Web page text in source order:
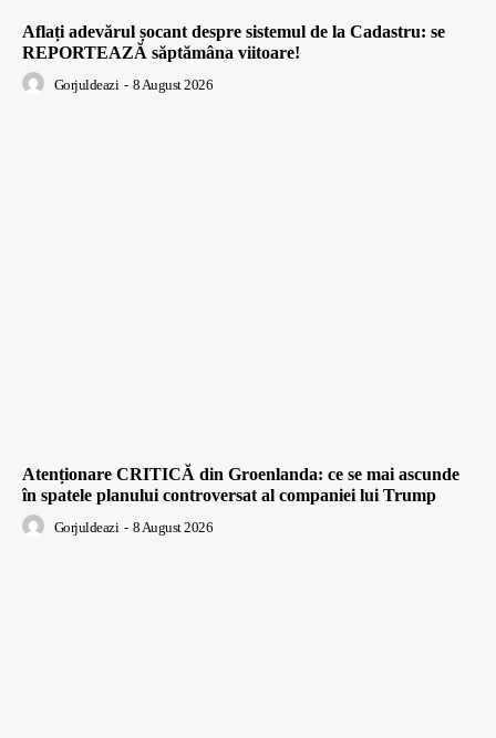
Aflați adevărul șocant despre sistemul de la Cadastru: se
REPORTEAZĂ săptămâna viitoare!
Gorjuldeazi - 8 August 2026
Atenționare CRITICĂ din Groenlanda: ce se mai ascunde
în spatele planului controversat al companiei lui Trump
Gorjuldeazi - 8 August 2026